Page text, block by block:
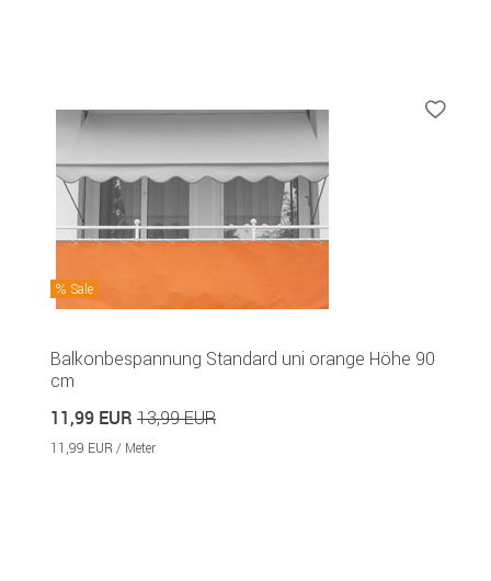
Sale
Balkonbespannung Standard uni orange Höhe 90
cm
11,99 EUR 13,99 EUR
11,99 EUR / Meter